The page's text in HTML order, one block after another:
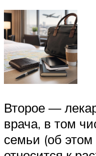
Второе —
врача, в том
семьи (об